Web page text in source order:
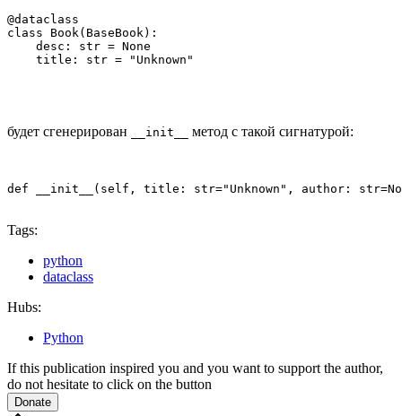
@dataclass
class Book(BaseBook):
    desc: str = None
    title: str = "Unknown"
будет сгенерирован __init__ метод с такой сигнатурой:
def __init__(self, title: str="Unknown", author:
Tags:
python
dataclass
Hubs:
Python
If this publication inspired you and you want to support the author,
do not hesitate to click on the button
Donate